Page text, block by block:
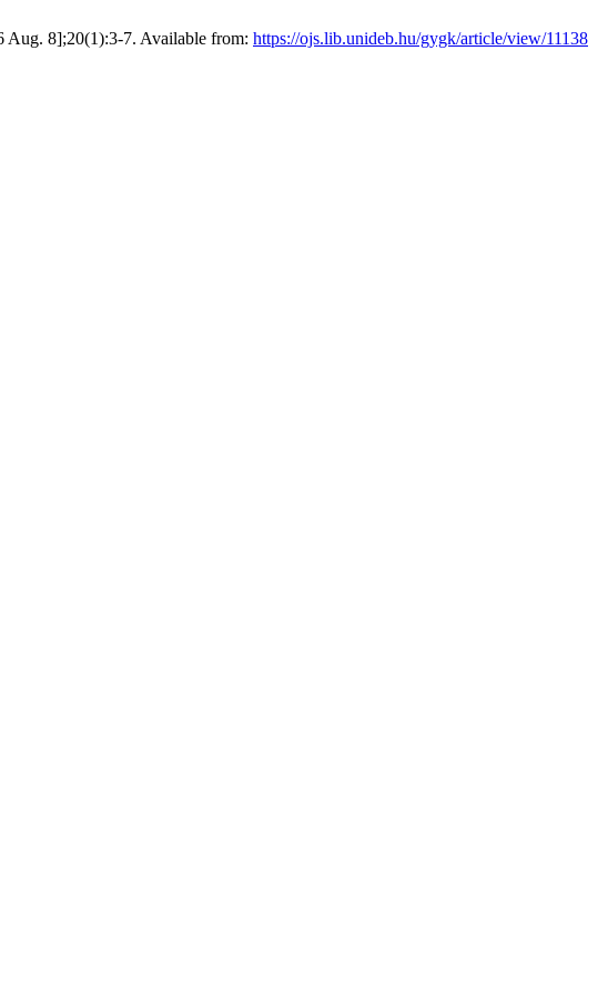
Aug. 8];20(1):3-7. Available from: https://ojs.lib.unideb.hu/gygk/article/view/11138